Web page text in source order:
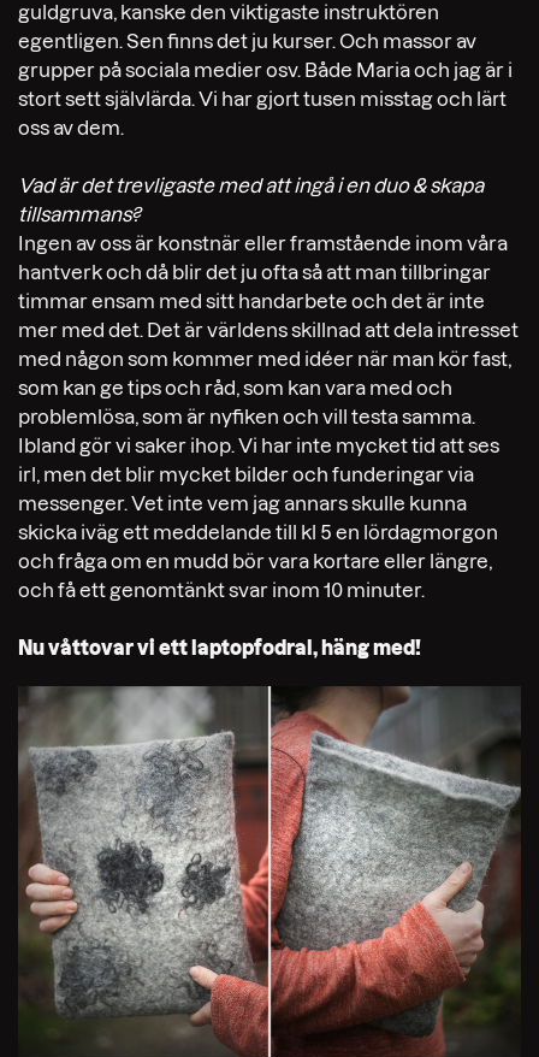
guldgruva, kanske den viktigaste instruktören
egentligen. Sen finns det ju kurser. Och massor av
grupper på sociala medier osv. Både Maria och jag är i
stort sett självlärda. Vi har gjort tusen misstag och lärt
oss av dem.
Vad är det trevligaste med att ingå i en duo & skapa
tillsammans?
Ingen av oss är konstnär eller framstående inom våra
hantverk och då blir det ju ofta så att man tillbringar
timmar ensam med sitt handarbete och det är inte
mer med det. Det är världens skillnad att dela intresset
med någon som kommer med idéer när man kör fast,
som kan ge tips och råd, som kan vara med och
problemlösa, som är nyfiken och vill testa samma.
Ibland gör vi saker ihop. Vi har inte mycket tid att ses
irl, men det blir mycket bilder och funderingar via
messenger. Vet inte vem jag annars skulle kunna
skicka iväg ett meddelande till kl 5 en lördagmorgon
och fråga om en mudd bör vara kortare eller längre,
och få ett genomtänkt svar inom 10 minuter.
Nu våttovar vi ett laptopfodral, häng med!